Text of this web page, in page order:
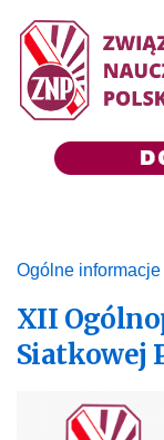
Ogólne informacje
XII
Siatkowej